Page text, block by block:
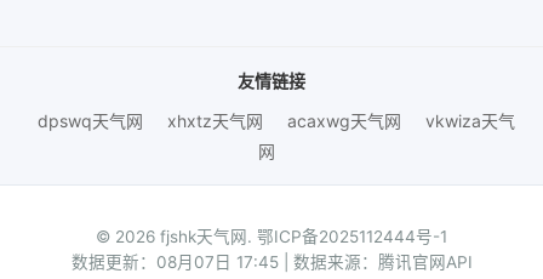
友情链接
dpswq天气网
xhxtz天气网 acaxwg天气网
vkwiza天气
网
© 2026 fjshk天气网. 鄂ICP备2025112444号-1
数据更新：08月07日 17:45 | 数据来源：腾讯官网API